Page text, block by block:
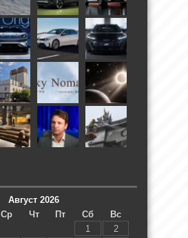
Август 2026
Ср Чт Пт Сб
Вс
1
2